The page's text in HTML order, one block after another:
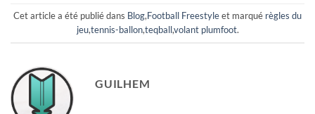
Cet article a été publié dans Blog,Football Freestyleet marqué règles du
jeu,tennis-ballon,teqball,volant plumfoot.
GUILHEM